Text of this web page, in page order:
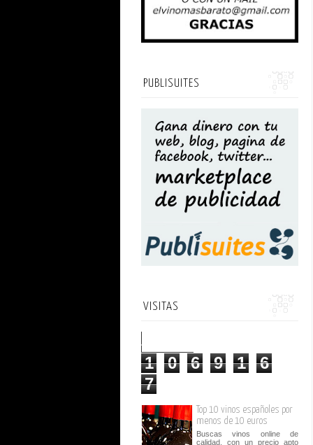
PUBLISUITES
VISITAS
1 0 6 9 1
6
7
Top 10 vinos españoles por
menos de 10 euros
Buscas vinos online de
calidad, con un precio apto